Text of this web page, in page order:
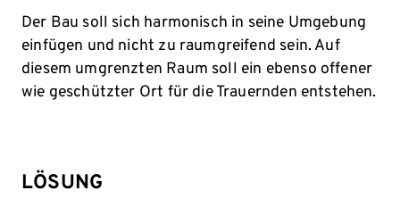
Der Bau soll sich harmonisch in seine Umgebung
einfügen und nicht zu raumgreifend sein. Auf
diesem umgrenzten Raum soll ein ebenso offener
wie geschützter Ort für die Trauernden entstehen.
LÖSUNG